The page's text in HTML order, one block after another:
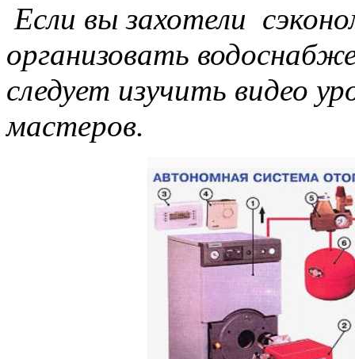
Если вы захотели
организовать
следует изучить видео
мастеров.